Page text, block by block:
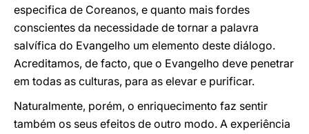
especifica de Coreanos, e quanto mais fordes
conscientes da necessidade de tornar a palavra
salvífica do Evangelho um elemento deste diálogo.
Acreditamos, de facto, que o Evangelho deve penetrar
em todas as culturas, para as elevar e purificar.
Naturalmente, porém, o enriquecimento faz sentir
também os seus efeitos de outro modo. A experiência